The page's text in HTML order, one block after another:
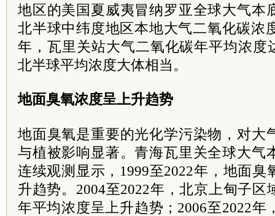
地区的美国夏威夷冒纳罗亚全球大气本
北半球中纬度地区本地大气二氧化碳浓
年，瓦里关站大气二氧化碳年平均浓度
北半球平均浓度大体相当。
地面臭氧浓度呈上升趋势
地面臭氧是重要的光化学污染物，对大
与植被影响显著。青海瓦里关全球大气
连续观测显示，1999至2022年，地面臭
升趋势。2004至2022年，北京上甸子区
年平均浓度呈上升趋势；2006至2022年